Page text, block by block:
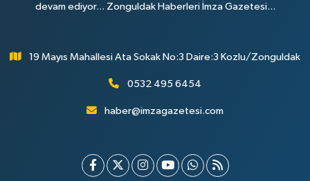
devam ediyor... Zonguldak Haberleri İmza Gazetesi...
19 Mayıs Mahallesi Ata Sokak No:3 Daire:3 Kozlu/Zonguldak
0532 495 6454
haber@imzagazetesi.com